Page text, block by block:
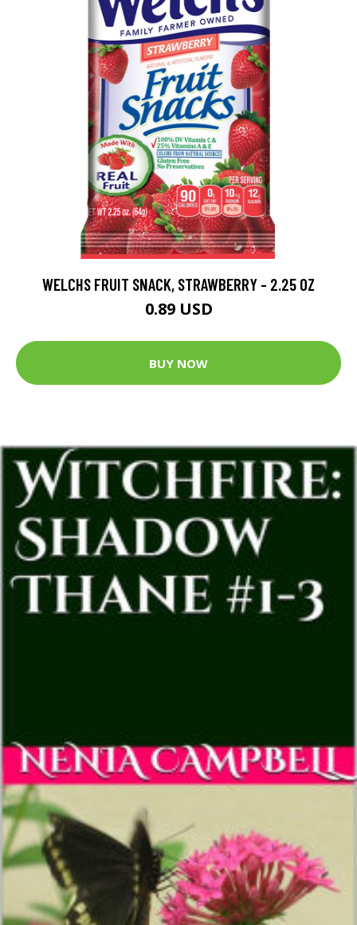
WELCHS FRUIT SNACK, STRAWBERRY - 2.25 OZ
0.89 USD
BUY NOW